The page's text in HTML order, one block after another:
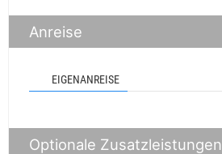
Anreise
EIGENANREISE
Optionale Zusatzleistungen